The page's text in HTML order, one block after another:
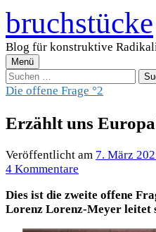
Zum
Inhalt
überspringen
bruchstücke
Blog für konstruktive
Menü
Suchen
nach:
Die offene Frage °2
Erzählt uns
Veröffentlicht am 7. März
4 Kommentare
Dies ist die zweite offene
Lorenz Lorenz-Meyer leitet